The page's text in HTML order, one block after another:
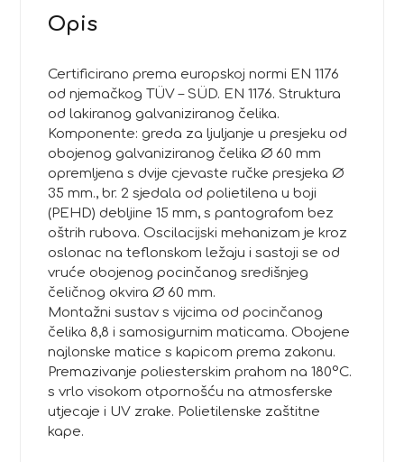
Opis
Certificirano prema europskoj normi EN 1176
od njemačkog TÜV – SÜD. EN 1176. Struktura
od lakiranog galvaniziranog čelika.
Komponente: greda za ljuljanje u presjeku od
obojenog galvaniziranog čelika Ø 60 mm
opremljena s dvije cjevaste ručke presjeka Ø
35 mm., br. 2 sjedala od polietilena u boji
(PEHD) debljine 15 mm, s pantografom bez
oštrih rubova. Oscilacijski mehanizam je kroz
oslonac na teflonskom ležaju i sastoji se od
vruće obojenog pocinčanog središnjeg
čeličnog okvira Ø 60 mm.
Montažni sustav s vijcima od pocinčanog
čelika 8,8 i samosigurnim maticama. Obojene
najlonske matice s kapicom prema zakonu.
Premazivanje poliesterskim prahom na 180°C.
s vrlo visokom otpornošću na atmosferske
utjecaje i UV zrake. Polietilenske zaštitne
kape.